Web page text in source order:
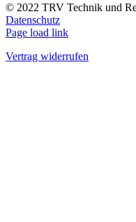
© 2022 TRV Technik und
Datenschutz
Facebook
Instagram
E-
Page load link
Vertrag widerrufen